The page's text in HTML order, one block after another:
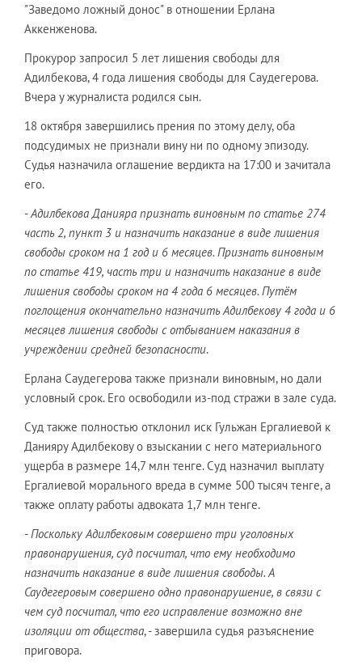
"Заведомо ложный донос" в отношении Ерлана
Аккенженова.
Прокурор запросил 5 лет лишения свободы для
Адилбекова, 4 года лишения свободы для Саудегерова.
Вчера у журналиста родился сын.
18 октября завершились прения по этому делу, оба
подсудимых не признали вину ни по одному эпизоду.
Судья назначила оглашение вердикта на 17:00 и зачитала
его.
-Адилбекова Данияра признать виновным по статье 274
часть 2, пункт 3 и назначить наказание в виде лишения
свободы сроком на 1 год и 6 месяцев. Признать виновным
по статье 419, часть три и назначить наказание в виде
лишения свободы сроком на 4 года 6 месяцев. Путём
поглощения окончательно назначить Адилбекову 4 года и 6
месяцев лишения свободы с отбыванием наказания в
учреждении средней безопасности.
Ерлана Саудегерова также признали виновным, но дали
условный срок. Его освободили из-под стражи в зале суда.
Суд также полностью отклонил иск Гульжан Ергалиевой к
Данияру Адилбекову о взыскании с него материального
ущерба в размере 14,7 млн тенге. Суд назначил выплату
Ергалиевой морального вреда в сумме 500 тысяч тенге, а
также оплату работы адвоката 1,7 млн тенге.
- Поскольку Адилбековым совершено три уголовных
правонарушения, суд посчитал, что ему необходимо
назначить наказание в виде лишения свободы. А
Саудегеровым совершено одно правонарушение, в связи с
чем суд посчитал, что его исправление возможно вне
изоляции от общества, - завершила судья разъяснение
приговора.